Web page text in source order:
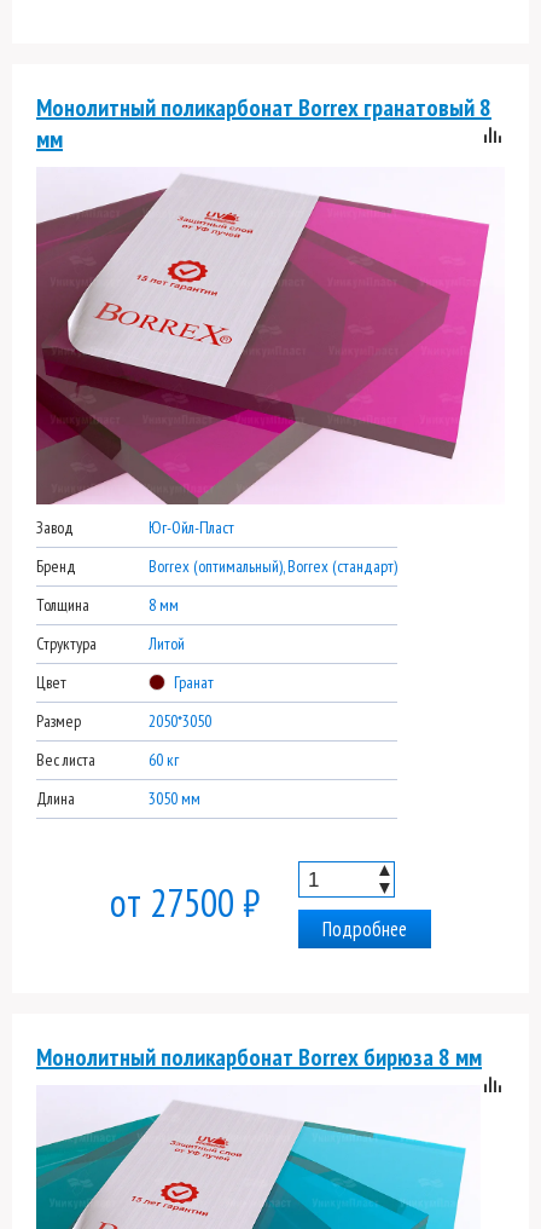
Монолитный поликарбонат Borrex гранатовый 8
мм
Завод
Юг-Ойл-Пласт
Бренд
Borrex (оптимальный), Borrex (стандарт)
Толщина
8 мм
Структура
Литой
Цвет
Гранат
Размер
2050*3050
Вес листа
60 кг
Длина
3050 мм
от 27500 ₽
▲
▼
Подробнее
Монолитный поликарбонат Borrex бирюза 8 мм